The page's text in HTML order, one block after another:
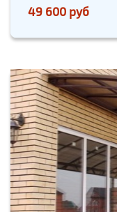
49 600 руб